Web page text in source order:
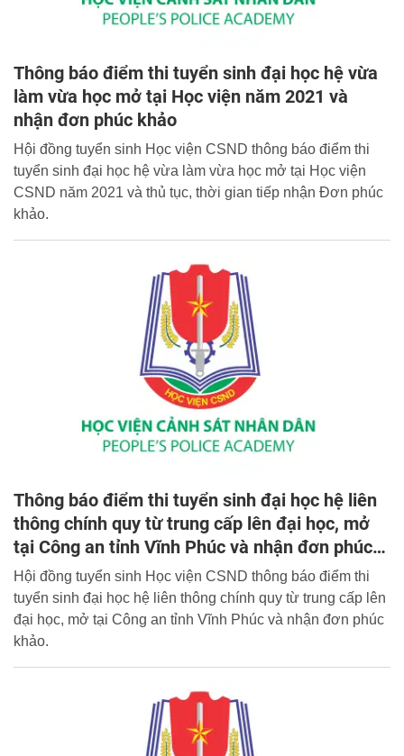
Thông báo điểm thi tuyển sinh đại học hệ vừa
làm vừa học mở tại Học viện năm 2021 và
nhận đơn phúc khảo
Hội đồng tuyển sinh Học viện CSND thông báo điểm thi
tuyển sinh đại học hệ vừa làm vừa học mở tại Học viện
CSND năm 2021 và thủ tục, thời gian tiếp nhận Đơn phúc
khảo.
Thông báo điểm thi tuyển sinh đại học hệ liên
thông chính quy từ trung cấp lên đại học, mở
tại Công an tỉnh Vĩnh Phúc và nhận đơn phúc
khảo
Hội đồng tuyển sinh Học viện CSND thông báo điểm thi
tuyển sinh đại học hệ liên thông chính quy từ trung cấp lên
đại học, mở tại Công an tỉnh Vĩnh Phúc và nhận đơn phúc
khảo.